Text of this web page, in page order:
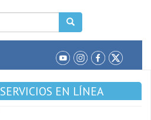
SERVICIOS EN LÍNEA